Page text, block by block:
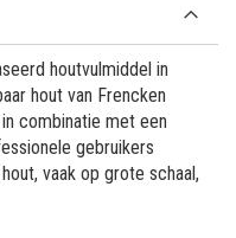
houtvulmiddel in
hout van Frencken
combinatie met een
gebruikers
vaak op grote schaal,